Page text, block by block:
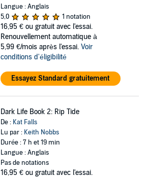
Langue : Anglais
5,0
1 notation
16,95 € ou gratuit avec l'essai.
Renouvellement automatique à
5,99 €/mois après l'essai. Voir
conditions d'éligibilité
Essayez Standard gratuitement
Dark Life Book 2: Rip Tide
De : Kat Falls
Lu par : Keith Nobbs
Durée : 7 h et 19 min
Langue : Anglais
Pas de notations
16,95 € ou gratuit avec l'essai.